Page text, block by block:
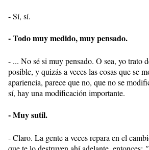
- Sí, sí.
- Todo muy medido, muy pensado.
- ... No sé si muy pensado. O sea, yo trato
posible, y quizás a veces las cosas que se
apariencia, parece que no, que no se
sí, hay una modificación importante.
- Muy sutil.
- Claro. La gente a veces repara en el